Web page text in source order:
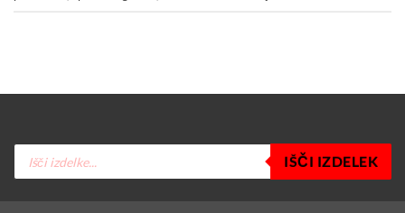
Products
search
IŠČI IZDELEK